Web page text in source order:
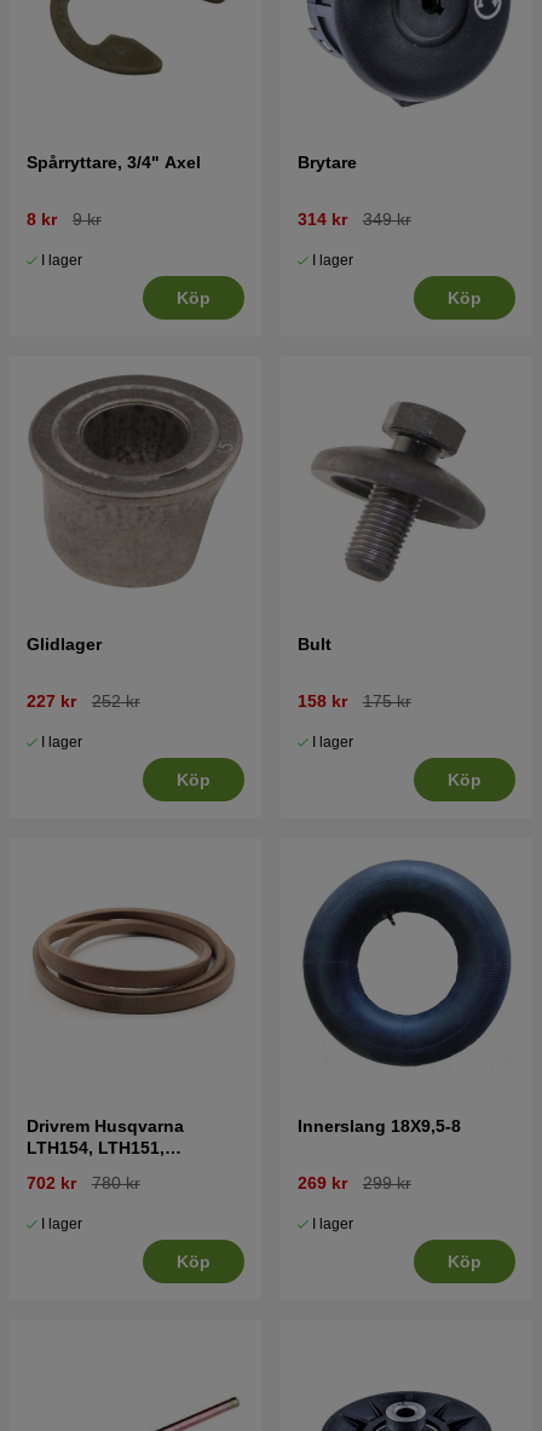
Spårryttare, 3/4" Axel
8 kr 9 kr
I lager
Köp
Brytare
314 kr 349 kr
I lager
Köp
Glidlager
227 kr 252 kr
I lager
Köp
Bult
158 kr 175 kr
I lager
Köp
Drivrem Husqvarna
LTH154, LTH151,
LT2216A2
702 kr 780 kr
I lager
Köp
Innerslang 18X9,5-8
269 kr 299 kr
I lager
Köp